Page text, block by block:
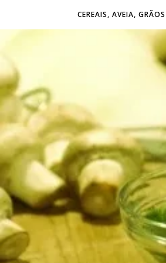
CEREAIS, AVEIA, GRÃOS